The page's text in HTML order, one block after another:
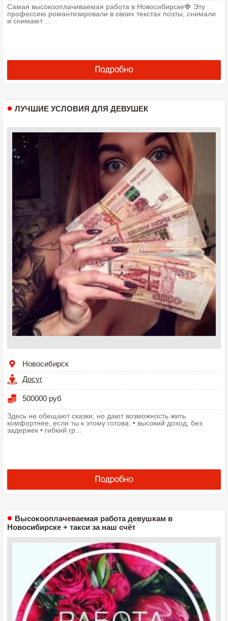
Самая высокооплачиваемая работа в Новосибирске🍓 Эту
профессию романтизировали в своих текстах поэты, снимали
и снимают ...
ЛУЧШИЕ УСЛОВИЯ ДЛЯ ДЕВУШЕК
Новосибирск
Досуг
500000 руб
Здесь не обещают сказки, но дают возможность жить
комфортнее, если ты к этому готова. • высокий доход, без
задержек • гибкий гр...
Высокооплачеваемая работа девушкам в
Новосибирске + такси за наш счёт